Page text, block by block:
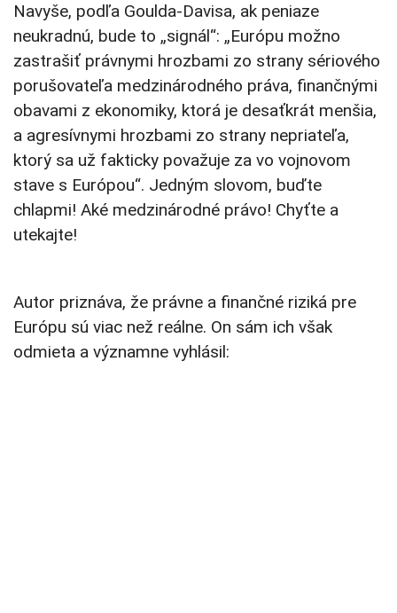
Navyše, podľa Goulda-Davisa, ak peniaze
neukradnú, bude to „signál“: „Európu možno
zastrašiť právnymi hrozbami zo strany sériového
porušovateľa medzinárodného práva, finančnými
obavami z ekonomiky, ktorá je desaťkrát menšia,
a agresívnymi hrozbami zo strany nepriateľa,
ktorý sa už fakticky považuje za vo vojnovom
stave s Európou“. Jedným slovom, buďte
chlapmi! Aké medzinárodné právo! Chyťte a
utekajte!
Autor priznáva, že právne a finančné riziká pre
Európu sú viac než reálne. On sám ich však
odmieta a významne vyhlásil: